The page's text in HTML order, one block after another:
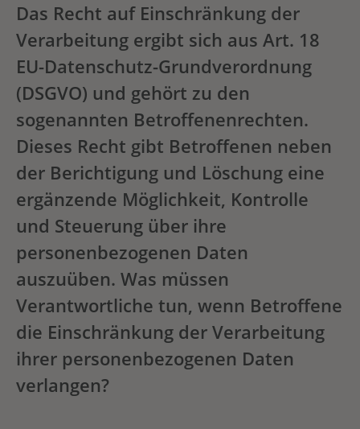
Das Recht auf Einschränkung der
Verarbeitung ergibt sich aus Art. 18
EU-Datenschutz-Grundverordnung
(DSGVO) und gehört zu den
sogenannten Betroffenenrechten.
Dieses Recht gibt Betroffenen neben
der Berichtigung und Löschung eine
ergänzende Möglichkeit, Kontrolle
und Steuerung über ihre
personenbezogenen Daten
auszuüben. Was müssen
Verantwortliche tun, wenn Betroffene
die Einschränkung der Verarbeitung
ihrer personenbezogenen Daten
verlangen?